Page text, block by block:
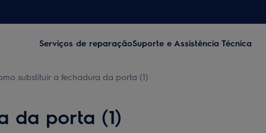
Serviços de reparaçãoSuporte e Assistência Técnica
substituir a fechadura da porta (1)
da porta (1)